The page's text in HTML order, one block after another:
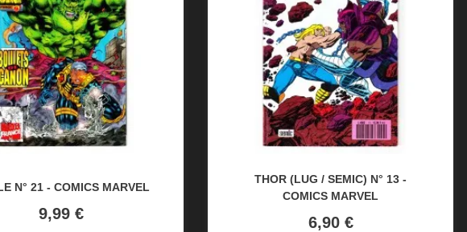
N° 21 - COMICS MARVEL
Prix
9,99 €
THOR (LUG / SEMIC) N° 13 -
COMICS MARVEL
Prix
6,90 €